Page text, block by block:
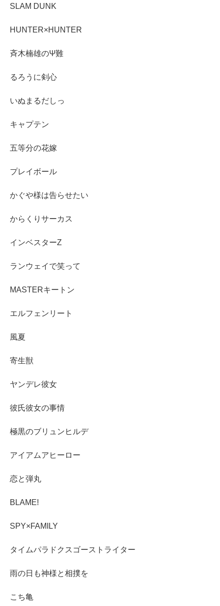
SLAM DUNK
HUNTER×HUNTER
斉木楠雄のΨ難
るろうに剣心
いぬまるだしっ
キャプテン
五等分の花嫁
プレイボール
かぐや様は告らせたい
からくりサーカス
インベスターZ
ランウェイで笑って
MASTERキートン
エルフェンリート
風夏
寄生獣
ヤンデレ彼女
彼氏彼女の事情
極黒のブリュンヒルデ
アイアムアヒーロー
恋と弾丸
BLAME!
SPY×FAMILY
タイムパラドクスゴーストライター
雨の日も神様と相撲を
こち亀